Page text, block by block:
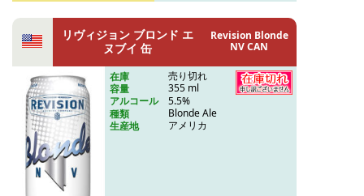
リヴィジョン ブロンド エ
ヌブイ 缶
Revision Blonde
NV CAN
在庫
売り切れ
容量
355 ml
アルコール
5.5%
種類
Blonde Ale
生産地
アメリカ